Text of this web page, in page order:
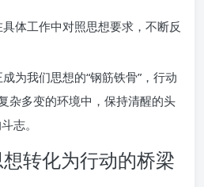
具体工作中对照思想要求，不断反
为我们思想的“钢筋铁骨”，行动
杂多变的环境中，保持清醒的头
志。
转化为行动的桥梁